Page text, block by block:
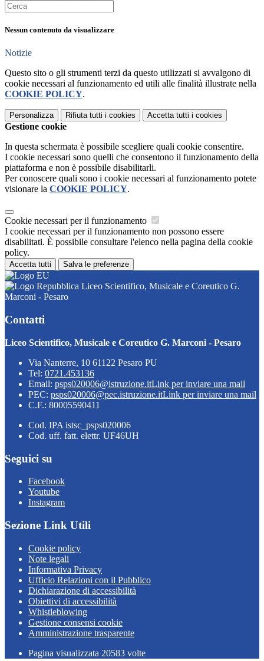
Nessun contenuto da visualizzare
Notizie
Questo sito o gli strumenti terzi da questo utilizzati si avvalgono di
cookie necessari al funzionamento ed utili alle finalità illustrate nella
COOKIE POLICY.
Personalizza Rifiuta tutti i cookies Accetta tutti i cookies
Gestione cookie
In questa schermata è possibile scegliere quali cookie consentire.
I cookie necessari sono quelli che consentono il funzionamento della
piattaforma e non è possibile disabilitarli.
Per conoscere quali sono i cookie necessari al funzionamento potete
visionare la COOKIE POLICY.
Cookie necessari per il funzionamento
I cookie necessari per il funzionamento non possono essere
disabilitati. È possibile consultare l'elenco nella pagina della cookie
policy.
Accetta tutti Salva le preferenze
Liceo Scientifico, Musicale e Coreutico G.
Marconi - Pesaro
Contatti
Liceo Scientifico, Musicale e Coreutico G. Marconi - Pesaro
Via Nanterre, 10 61122 Pesaro PU
Tel: 0721.453136
Email: psps020006@istruzione.itLink per inviare una mail
PEC: psps020006@pec.istruzione.itLink per inviare una mail
C.F.: 80005590411
Cod. IPA istsc_psps020006
Cod. uff. fatt. elettr. UF46UH
Seguici su
Facebook
Youtube
Instagram
Sezione Link Utili
Cookie policy
Note legali
Informativa Privacy
Ufficio Relazioni con il Pubblico
Dichiarazione di accessibilità
Obiettivi di accessibilità
Whistleblowing
Gestione consensi cookie
Amministrazione trasparente
Pagina visualizzata 20583 volte